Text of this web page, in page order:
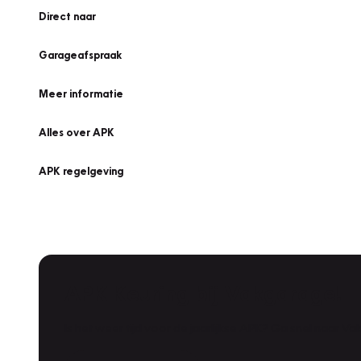
Direct naar
Garageafspraak
Meer informatie
Alles over APK
APK regelgeving